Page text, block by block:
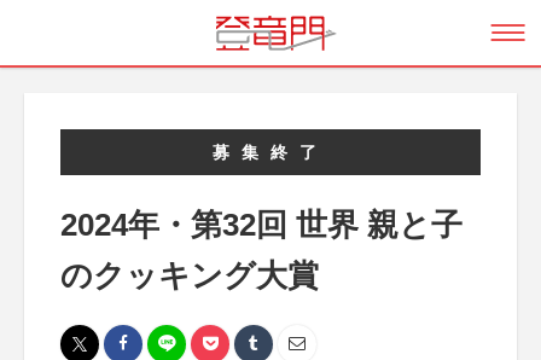
募集終了
2024年・第32回 世界 親と子
のクッキング大賞